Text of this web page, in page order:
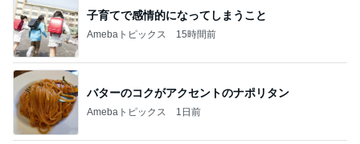
子育てで感情的になってしまうこと
Amebaトピックス 15時間前
バターのコクがアクセントのナポリタン
Amebaトピックス 1日前